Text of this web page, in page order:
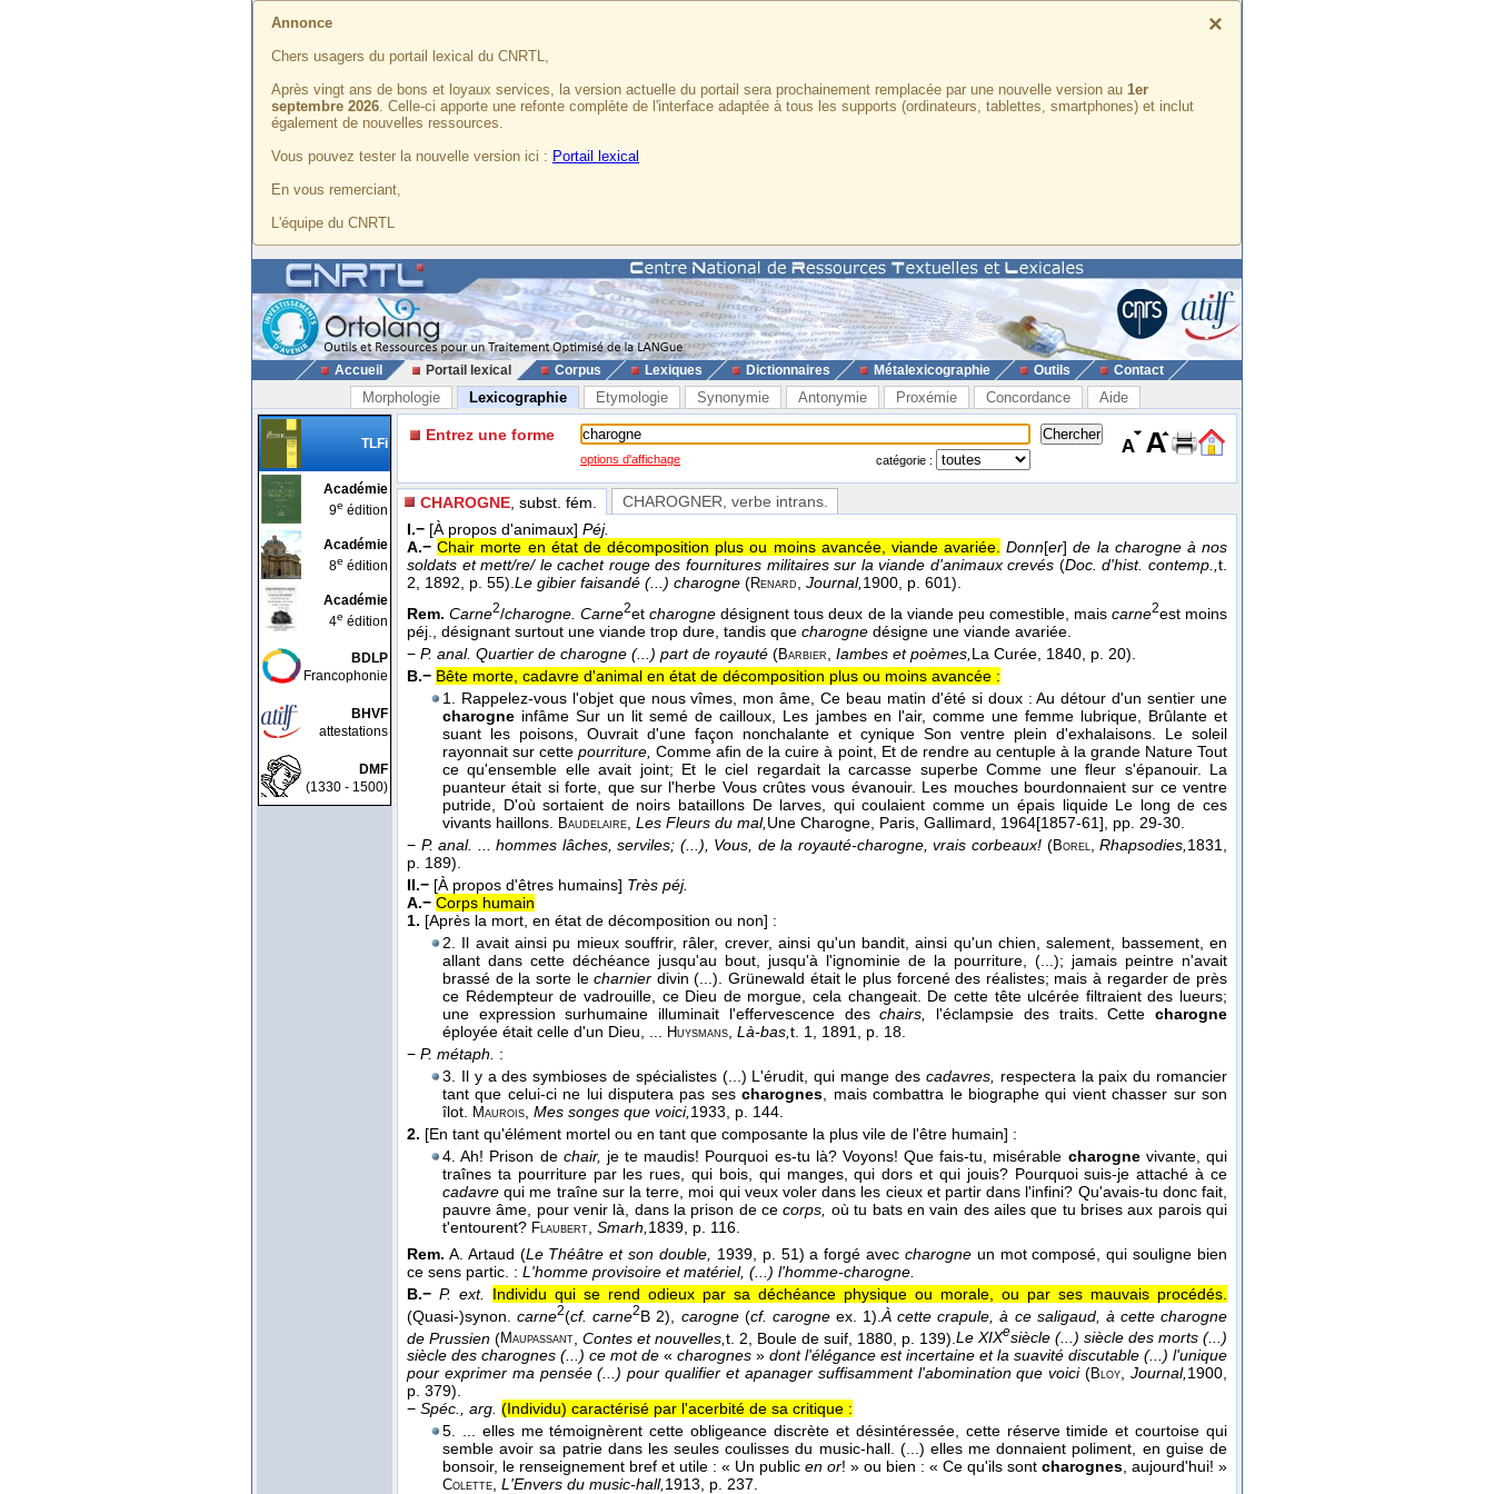
×
Annonce
Chers usagers du portail lexical du CNRTL,
Après vingt ans de bons et loyaux services, la version actuelle du portail sera prochainement remplacée par une nouvelle version au 1er
septembre 2026. Celle-ci apporte une refonte complète de l'interface adaptée à tous les supports (ordinateurs, tablettes, smartphones) et inclut
également de nouvelles ressources.
Vous pouvez tester la nouvelle version ici : Portail lexical
En vous remerciant,
L'équipe du CNRTL
Accueil Portail lexical Corpus Lexiques Dictionnaires Métalexicographie Outils Contact
Morphologie Lexicographie Etymologie Synonymie Antonymie Proxémie Concordance Aide
TLFi
Académie
9e édition
Académie
8e édition
Académie
4e édition
BDLP
Francophonie
BHVF
attestations
DMF
(1330 - 1500)
Entrez une forme
options d'affichage catégorie :
CHAROGNE , subst. fém. CHAROGNER , verbe intrans.
I.− [À propos d'animaux] Péj.
A.− Chair morte en état de décomposition plus ou moins avancée, viande avariée. Donn[er]de la charogne à nos
soldats et mett/re/ le cachet rouge des fournitures militaires sur la viande d'animaux crevés (Doc. d'hist. contemp.,t.
2, 1892, p. 55).Le gibier faisandé (...) charogne (Renard, Journal,1900, p. 601).
Rem.Carne2/charogne. Carne2etcharogne désignent tous deux de la viande peu comestible, mais carne2est moins
péj., désignant surtout une viande trop dure, tandis que charogne désigne une viande avariée.
− P. anal. Quartier de charogne (...) part de royauté (Barbier Iambes et poèmes, La Curée , 1840 , p. 20).
B.− Bête morte, cadavre d'animal en état de décomposition plus ou moins avancée :
1. Rappelez-vous l'objet que nous vîmes, mon âme, Ce beau matin d'été si doux : Au détour d'un sentier une
charogne infâme Sur un lit semé de cailloux, Les jambes en l'air, comme une femme lubrique, Brûlante et
suant les poisons, Ouvrait d'une façon nonchalante et cynique Son ventre plein d'exhalaisons. Le soleil
rayonnait sur cettepourriture,Comme afin de la cuire à point, Et de rendre au centuple à la grande Nature Tout
ce qu'ensemble elle avait joint; Et le ciel regardait la carcasse superbe Comme une fleur s'épanouir. La
puanteur était si forte, que sur l'herbe Vous crûtes vous évanouir. Les mouches bourdonnaient sur ce ventre
putride, D'où sortaient de noirs bataillons De larves, qui coulaient comme un épais liquide Le long de ces
vivants haillons.
Baudelaire Les Fleurs du mal, Une Charogne, Paris, Gallimard , 1964[1857-61], pp. 29-30.
− P. anal. ... hommes lâches, serviles; (...), Vous, de la royauté-charogne, vrais corbeaux!(Borel ,Rhapsodies, 1831
p. 189).
II.− [À propos d'êtres humains] Très péj.
A.− Corps humain
1. [Après la mort, en état de décomposition ou non] :
2. Il avait ainsi pu mieux souffrir, râler, crever, ainsi qu'un bandit, ainsi qu'un chien, salement, bassement, en
allant dans cette déchéance jusqu'au bout, jusqu'à l'ignominie de la pourriture, (...); jamais peintre n'avait
brassé de la sorte lecharnier divin (...). Grünewald était le plus forcené des réalistes; mais à regarder de près
ce Rédempteur de vadrouille, ce Dieu de morgue, cela changeait. De cette tête ulcérée filtraient des lueurs;
une expression surhumaine illuminait l'effervescence deschairs, l'éclampsie des traits. Cettecharogne
éployée était celle d'un Dieu, ...
Huysmans Là-bas, t. 1 , 1891
, p. 18.
− P. métaph.
:
3. Il y a des symbioses de spécialistes (...) L'érudit, qui mange des cadavres,
respectera la paix du romancier
tant que celui-ci ne lui disputera pas sescharognes , mais combattra le biographe qui vient chasser sur son
îlot.
Maurois Mes songes que voici, 1933 , p. 144.
2. [En tant qu'élément mortel ou en tant que composante la plus vile de l'être humain] :
4. Ah! Prison de chair, je te maudis! Pourquoi es-tu là? Voyons! Que fais-tu, misérable charognevivante, qui
traînes ta pourriture par les rues, qui bois, qui manges, qui dors et qui jouis? Pourquoi suis-je attaché à ce
cadavre qui me traîne sur la terre, moi qui veux voler dans les cieux et partir dans l'infini? Qu'avais-tu donc fait,
pauvre âme, pour venir là, dans la prison de cecorps, où tu bats en vain des ailes que tu brises aux parois qui
t'entourent? Flaubert Smarh, 1839 , p. 116.
Rem. A. Artaud (Le Théâtre et son double, 1939, p. 51) a forgé avec charogneun mot composé, qui souligne bien
ce sens partic. : L'homme provisoire et matériel, (...) l'homme-charogne.
B.− P. ext.
Individu qui se rend odieux par sa déchéance physique ou morale, ou par ses mauvais procédés.
(Quasi-)synon.carne2(cf. carne2B 2), carogne(cf. carogne ex. 1). À cette crapule, à ce saligaud, à cette charogne
de Prussien (Maupassant Contes et nouvelles, t. 2, Boule de suif , 1880 , p. 139). Le XIXesiècle (...) siècle des morts (...)
siècle des charognes (...) ce mot de « charognes » dont l'élégance est incertaine et la suavité discutable (...) l'unique
pour exprimer ma pensée (...) pour qualifier et apanager suffisamment l'abomination que voici(Bloy,Journal,1900,
p. 379).
− Spéc., arg. (Individu) caractérisé par l'acerbité de sa critique :
5. ... elles me témoignèrent cette obligeance discrète et désintéressée, cette réserve timide et courtoise qui
semble avoir sa patrie dans les seules coulisses du music-hall. (...) elles me donnaient poliment, en guise de
bonsoir, le renseignement bref et utile : « Un public en or! » ou bien : « Ce qu'ils sont charognes, aujourd'hui! »
Colette, L'Envers du music-hall,1913, p. 237.